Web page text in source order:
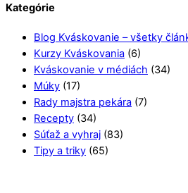
Kategórie
Blog Kváskovanie – všetky
Kurzy Kváskovania (6)
Kváskovanie v médiách (34)
Múky (17)
Rady majstra pekára (7)
Recepty (34)
Súťaž a vyhraj (83)
Tipy a triky (65)